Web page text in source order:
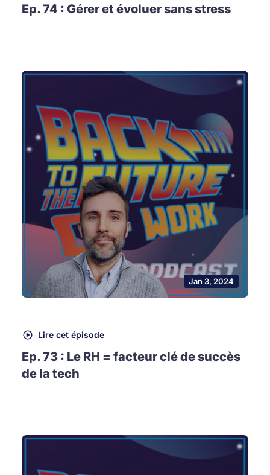
Ep. 74 : Gérer et évoluer sans stress
Jan 3, 2024
Lire cet épisode
Ep. 73 : Le RH = facteur clé de succès
de la tech